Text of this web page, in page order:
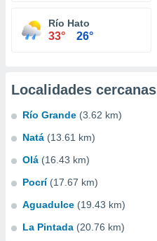
Río Hato
33° 26°
Localidades cercanas
Río Grande (3.62 km)
Natá (13.61 km)
Olá (16.43 km)
Pocrí (17.67 km)
Aguadulce (19.43 km)
La Pintada (20.76 km)